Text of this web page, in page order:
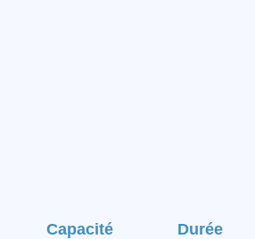
Capacité
Durée